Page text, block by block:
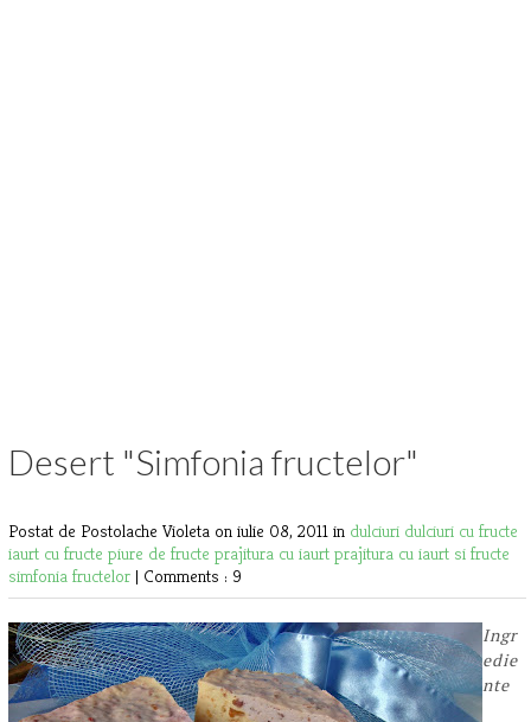
Desert "Simfonia fructelor"
Postat de Postolache Violeta on iulie 08, 2011 in dulciuri dulciuri cu fructe
iaurt cu fructe piure de fructe prajitura cu iaurt prajitura cu iaurt si fructe
simfonia fructelor | Comments : 9
Ingr
edie
nte